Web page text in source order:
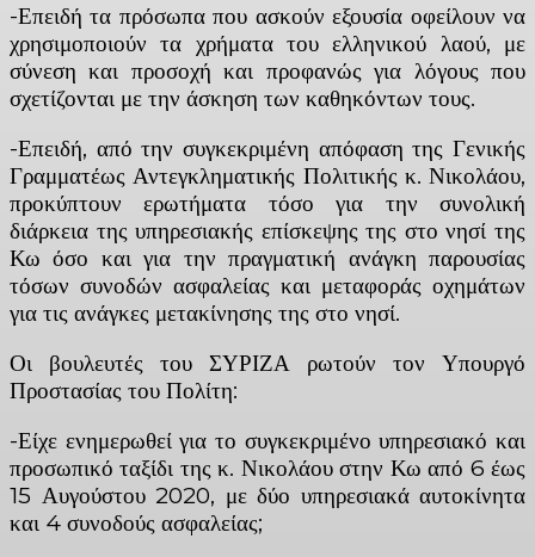
-Επειδή τα πρόσωπα που ασκούν εξουσία οφείλουν να
χρησιμοποιούν τα χρήματα του ελληνικού λαού, με
σύνεση και προσοχή και προφανώς για λόγους που
σχετίζονται με την άσκηση των καθηκόντων τους.
-Επειδή, από την συγκεκριμένη απόφαση της Γενικής
Γραμματέως Αντεγκληματικής Πολιτικής κ. Νικολάου,
προκύπτουν ερωτήματα τόσο για την συνολική
διάρκεια της υπηρεσιακής επίσκεψης της στο νησί της
Κω όσο και για την πραγματική ανάγκη παρουσίας
τόσων συνοδών ασφαλείας και μεταφοράς οχημάτων
για τις ανάγκες μετακίνησης της στο νησί.
Οι βουλευτές του ΣΥΡΙΖΑ ρωτούν τον Υπουργό
Προστασίας του Πολίτη:
-Είχε ενημερωθεί για το συγκεκριμένο υπηρεσιακό και
προσωπικό ταξίδι της κ. Νικολάου στην Κω από 6 έως
15 Αυγούστου 2020, με δύο υπηρεσιακά αυτοκίνητα
και 4 συνοδούς ασφαλείας;